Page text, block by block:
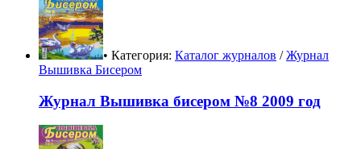
• Категория: Каталог журналов /Журнал
Вышивка Бисером
Журнал Вышивка бисером №8 2009 год